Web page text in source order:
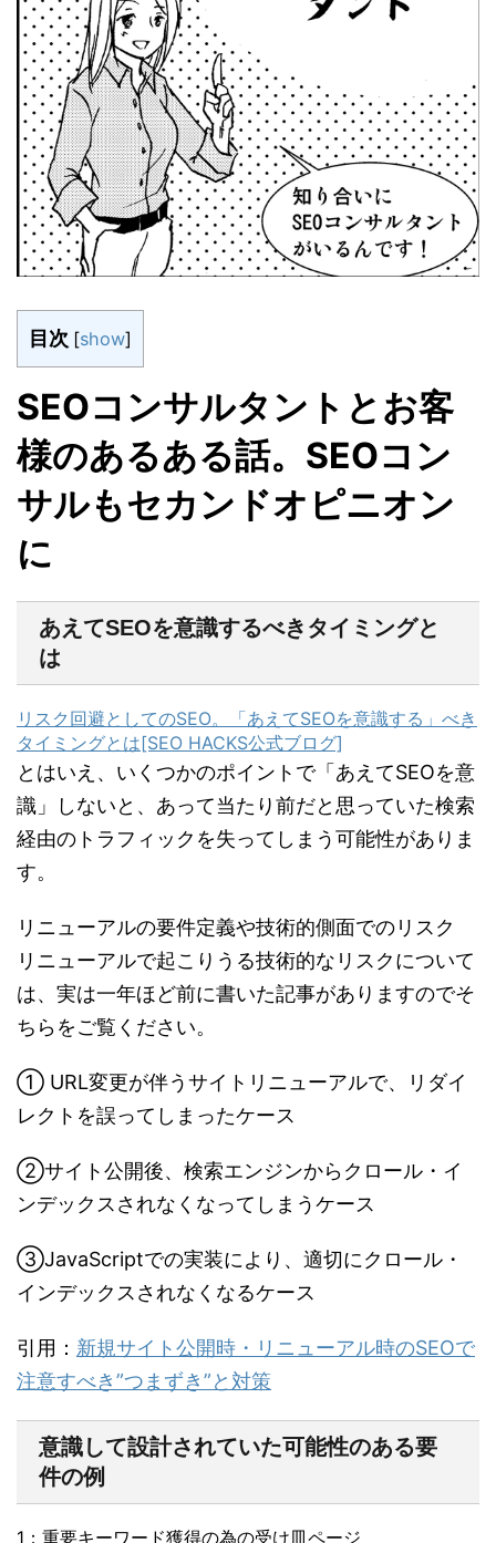
目次 [show]
SEOコンサルタントとお客
様のあるある話。SEOコン
サルもセカンドオピニオン
に
あえてSEOを意識するべきタイミングと
は
リスク回避としてのSEO。「あえてSEOを意識する」べき
タイミングとは[SEO HACKS公式ブログ]
とはいえ、いくつかのポイントで「あえてSEOを意
識」しないと、あって当たり前だと思っていた検索
経由のトラフィックを失ってしまう可能性がありま
す。
リニューアルの要件定義や技術的側面でのリスク
リニューアルで起こりうる技術的なリスクについて
は、実は一年ほど前に書いた記事がありますのでそ
ちらをご覧ください。
① URL変更が伴うサイトリニューアルで、リダイ
レクトを誤ってしまったケース
②サイト公開後、検索エンジンからクロール・イ
ンデックスされなくなってしまうケース
③JavaScriptでの実装により、適切にクロール・
インデックスされなくなるケース
引用： 新規サイト公開時・リニューアル時のSEOで
注意すべき”つまずき”と対策
意識して設計されていた可能性のある要
件の例
1：重要キーワード獲得の為の受け皿ページ